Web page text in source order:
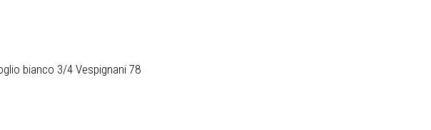
bianco 3/4 Vespignani 78